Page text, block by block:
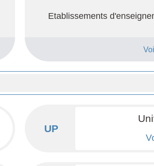
Etablissements
UP